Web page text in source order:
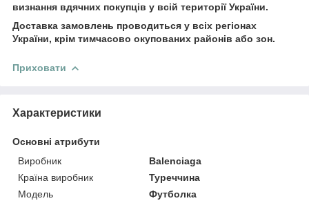
визнання вдячних покупців у всій території України.
Доставка замовлень проводиться у всіх регіонах
України, крім тимчасово окупованих районів або зон.
Приховати
Характеристики
Основні атрибути
Виробник
Balenciaga
Країна виробник
Туреччина
Модель
Футболка